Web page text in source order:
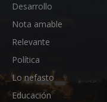
Desarrollo
Nota amable
Relevante
Política
Lo nefasto
Educación